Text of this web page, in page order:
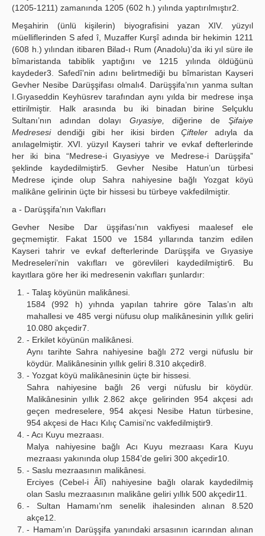
(1205-1211) zamanında 1205 (602 h.) yılında yaptırılmıştır2.
Meşahirin (ünlü kişilerin) biyografisini yazan XIV. yüzyıl
müelliflerinden S afed î, Muzaffer Kurşî adında bir hekimin 1211
(608 h.) yılından itibaren Bilad-ı Rum (Anadolu)’da iki yıl süre ile
bîmaristanda tabiblik yaptığını ve 1215 yılında öldüğünü
kaydeder3. Safedî’nin adını belirtmediği bu bîmaristan Kayseri
Gevher Nesibe Darüşşifası olmalı4. Darüşşifa’nın yanma sultan
I.Gıyaseddin Keyhüsrev tarafından aynı yılda bir medrese inşa
ettirilmiştir. Halk arasında bu iki binadan birine Selçuklu
Sultanı’nın adından dolayı Gıyasiye, diğerine de Şifaiye
Medresesidendiği gibi her ikisi birdenÇifteler adıyla da
anılagelmiştir. XVI. yüzyıl Kayseri tahrir ve evkaf defterlerinde
her iki bina “Medrese-i Gıyasiyye ve Medrese-i Darüşşifa”
şeklinde kaydedilmiştir5. Gevher Nesibe Hatun’un türbesi
Medrese içinde olup Sahra nahiyesine bağlı Yozgat köyü
malikâne gelirinin üçte bir hissesi bu türbeye vakfedilmiştir.
a - Darüşşifa’nın Vakıfları
Gevher Nesibe Dar üşşifası’nın vakfiyesi maalesef ele
geçmemiştir. Fakat 1500 ve 1584 yıllarında tanzim edilen
Kayseri tahrir ve evkaf defterlerinde Darüşşifa ve Gıyasiye
Medreseleri’nin vakıfları ve görevlileri kaydedilmiştir6. Bu
kayıtlara göre her iki medresenin vakıfları şunlardır:
- Talaş köyünün malikânesi.
1584 (992 h) yıhnda yapılan tahrire göre Talas’ın altı
mahallesi ve 485 vergi nüfusu olup malikânesinin yıllık geliri
10.080 akçedir7.
- Erkilet köyünün malikânesi.
Aynı tarihte Sahra nahiyesine bağlı 272 vergi nüfuslu bir
köydür. Malikânesinin yıllık geliri 8.310 akçedir8.
- Yozgat köyü malikânesinin üçte bir hissesi.
Sahra nahiyesine bağlı 26 vergi nüfuslu bir köydür.
Malikânesinin yıllık 2.862 akçe gelirinden 954 akçesi adı
geçen medreselere, 954 akçesi Nesibe Hatun türbesine,
954 akçesi de Hacı Kılıç Camisi’nc vakfedilmiştir9.
- Acı Kuyu mezraası.
Malya nahiyesine bağlı Acı Kuyu mezraası Kara Kuyu
mezraası yakınında olup 1584’de geliri 300 akçedir10.
- Saslu mezraasının malikânesi.
Erciyes (Cebel-i Âlî) nahiyesine bağlı olarak kaydedilmiş
olan Saslu mezraasının malikâne geliri yıllık 500 akçedir11.
- Sultan Hamamı’nm senelik ihalesinden alınan 8.520
akçe12.
- Hamam’ın Darüşşifa yanındaki arsasının icarından alınan